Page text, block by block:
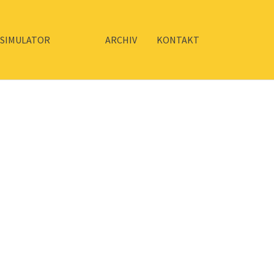
ARCHIV(current)KONTAKT